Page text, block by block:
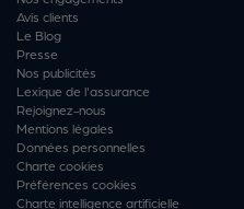
Avis clients
Le Blog
Presse
Nos publicités
Lexique de l'assurance
Rejoignez-nous
Mentions légales
Données personnelles
Charte cookies
Préférences cookies
Charte intelligence artificielle